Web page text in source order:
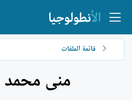
قائمة الملفات
منى